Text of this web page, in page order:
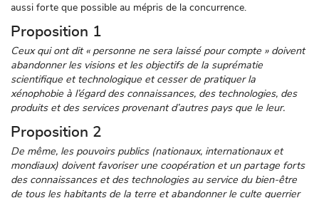
aussi forte que possible au mépris de la concurrence.
Proposition 1
Ceux qui ont dit « personne ne sera laissé pour compte » doivent
abandonner les visions et les objectifs de la suprématie
scientifique et technologique et cesser de pratiquer la
xénophobie à l’égard des connaissances, des technologies, des
produits et des services provenant d’autres pays que le leur.
Proposition 2
De même, les pouvoirs publics (nationaux, internationaux et
mondiaux) doivent favoriser une coopération et un partage forts
des connaissances et des technologies au service du bien-être
de tous les habitants de la terre et abandonner le culte guerrier